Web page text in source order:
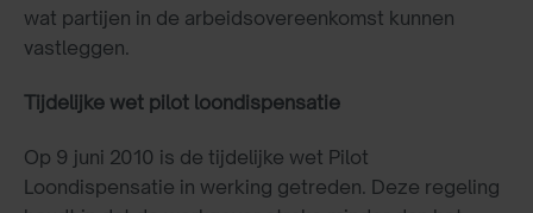
wat partijen in de arbeidsovereenkomst kunnen
vastleggen.
Tijdelijke wet pilot loondispensatie
Op 9 juni 2010 is de tijdelijke wet Pilot
Loondispensatie in werking getreden. Deze regeling